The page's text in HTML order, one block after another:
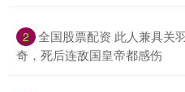
2 全国股票配资 此人兼具关
奇，死后连敌国皇帝都感伤